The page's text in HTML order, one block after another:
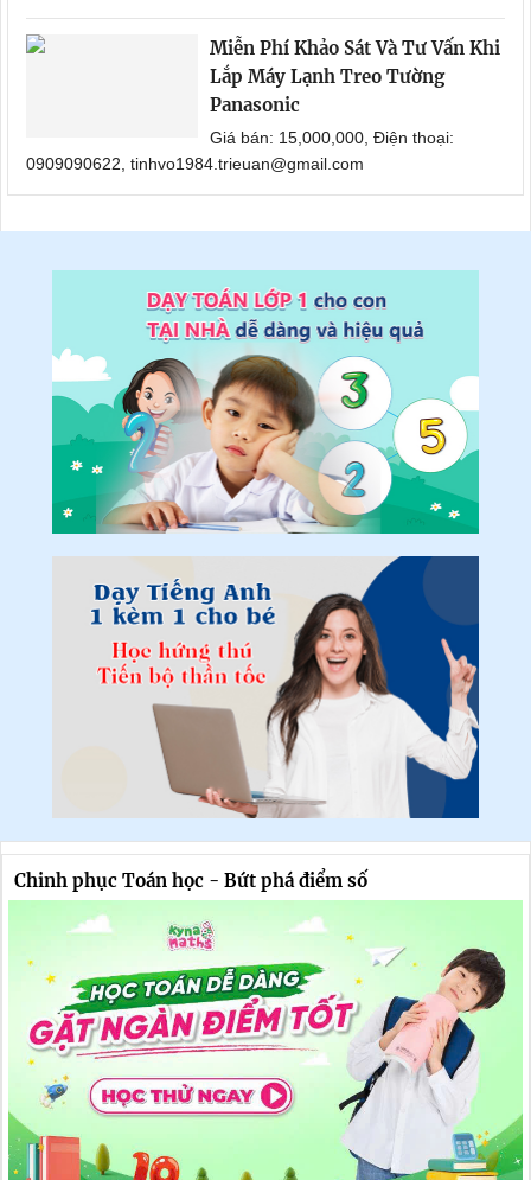
Miễn Phí Khảo Sát Và Tư Vấn Khi
Lắp Máy Lạnh Treo Tường
Panasonic
Giá bán: 15,000,000, Điện thoại:
0909090622, tinhvo1984.trieuan@gmail.com
Chinh phục Toán học - Bứt phá điểm số